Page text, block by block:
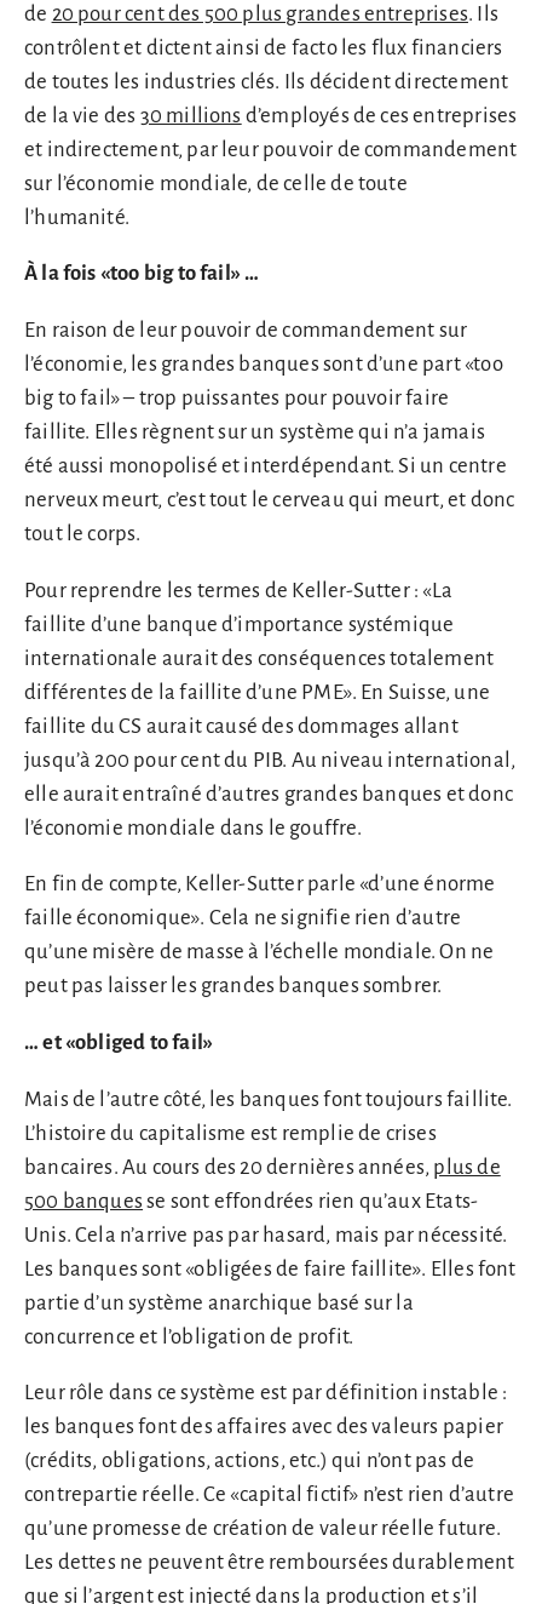
de 20 pour cent des 500 plus grandes entreprises. Ils
contrôlent et dictent ainsi de facto les flux financiers
de toutes les industries clés. Ils décident directement
de la vie des 30 millions d’employés de ces entreprises
et indirectement, par leur pouvoir de commandement
sur l’économie mondiale, de celle de toute
l’humanité.
À la fois «too big to fail» …
En raison de leur pouvoir de commandement sur
l’économie, les grandes banques sont d’une part «too
big to fail» – trop puissantes pour pouvoir faire
faillite. Elles règnent sur un système qui n’a jamais
été aussi monopolisé et interdépendant. Si un centre
nerveux meurt, c’est tout le cerveau qui meurt, et donc
tout le corps.
Pour reprendre les termes de Keller-Sutter : «La
faillite d’une banque d’importance systémique
internationale aurait des conséquences totalement
différentes de la faillite d’une PME». En Suisse, une
faillite du CS aurait causé des dommages allant
jusqu’à 200 pour cent du PIB. Au niveau international,
elle aurait entraîné d’autres grandes banques et donc
l’économie mondiale dans le gouffre.
En fin de compte, Keller-Sutter parle «d’une énorme
faille économique». Cela ne signifie rien d’autre
qu’une misère de masse à l’échelle mondiale. On ne
peut pas laisser les grandes banques sombrer.
… et «obliged to fail»
Mais de l’autre côté, les banques font toujours faillite.
L’histoire du capitalisme est remplie de crises
bancaires. Au cours des 20 dernières années, plus de
500 banques se sont effondrées rien qu’aux Etats-
Unis. Cela n’arrive pas par hasard, mais par nécessité.
Les banques sont «obligées de faire faillite». Elles font
partie d’un système anarchique basé sur la
concurrence et l’obligation de profit.
Leur rôle dans ce système est par définition instable :
les banques font des affaires avec des valeurs papier
(crédits, obligations, actions, etc.) qui n’ont pas de
contrepartie réelle. Ce «capital fictif» n’est rien d’autre
qu’une promesse de création de valeur réelle future.
Les dettes ne peuvent être remboursées durablement
que si l’argent est injecté dans la production et s’il